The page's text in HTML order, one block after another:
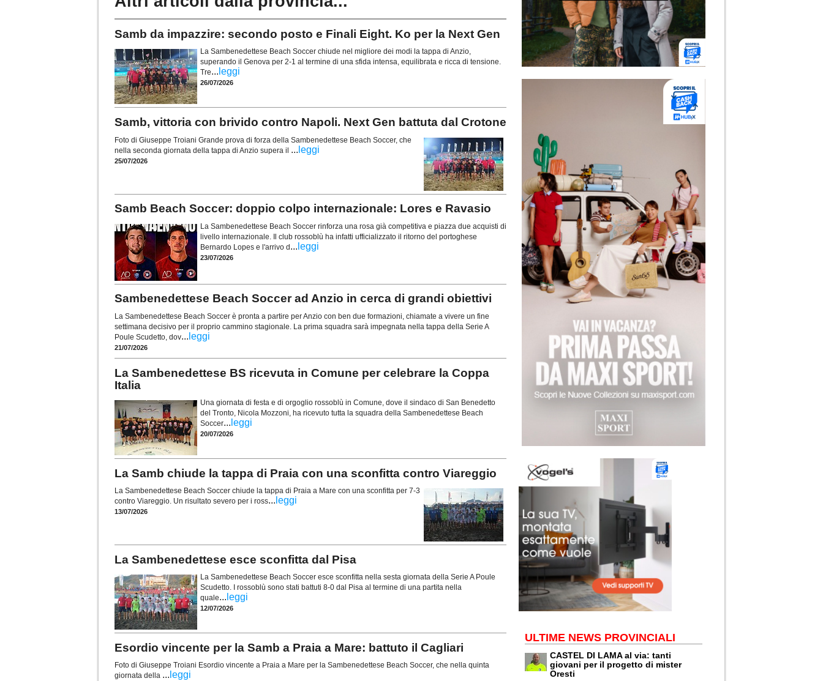
Samb da impazzire: secondo posto e Finali Eight. Ko per la Next Gen
La Sambenedettese Beach Soccer chiude nel migliore dei modi la tappa di Anzio,
superando il Genova per 2-1 al termine di una sfida intensa, equilibrata e ricca di tensione.
Tre... leggi
26/07/2026
Samb, vittoria con brivido contro Napoli. Next Gen battuta dal Crotone
Foto di Giuseppe Troiani Grande prova di forza della Sambenedettese Beach Soccer, che
nella seconda giornata della tappa di Anzio supera il ... leggi
25/07/2026
Samb Beach Soccer: doppio colpo internazionale: Lores e Ravasio
La Sambenedettese Beach Soccer rinforza una rosa già competitiva e piazza due acquisti di
livello internazionale. Il club rossoblù ha infatti ufficializzato il ritorno del portoghese
Bernardo Lopes e l'arrivo d... leggi
23/07/2026
Sambenedettese Beach Soccer ad Anzio in cerca di grandi obiettivi
La Sambenedettese Beach Soccer è pronta a partire per Anzio con ben due formazioni, chiamate a vivere un fine
settimana decisivo per il proprio cammino stagionale. La prima squadra sarà impegnata nella tappa della Serie A
Poule Scudetto, dov... leggi
21/07/2026
La Sambenedettese BS ricevuta in Comune per celebrare la Coppa
Italia
Una giornata di festa e di orgoglio rossoblù in Comune, dove il sindaco di San Benedetto
del Tronto, Nicola Mozzoni, ha ricevuto tutta la squadra della Sambenedettese Beach
Soccer... leggi
20/07/2026
La Samb chiude la tappa di Praia con una sconfitta contro Viareggio
La Sambenedettese Beach Soccer chiude la tappa di Praia a Mare con una sconfitta per 7-3
contro Viareggio. Un risultato severo per i ross... leggi
13/07/2026
La Sambenedettese esce sconfitta dal Pisa
La Sambenedettese Beach Soccer esce sconfitta nella sesta giornata della Serie A Poule
Scudetto. I rossoblù sono stati battuti 8-0 dal Pisa al termine di una partita nella
quale... leggi
12/07/2026
Esordio vincente per la Samb a Praia a Mare: battuto il Cagliari
Foto di Giuseppe Troiani Esordio vincente a Praia a Mare per la Sambenedettese Beach Soccer, che nella quinta
giornata della ... leggi
ULTIME NEWS PROVINCIALI
CASTEL DI LAMA al via: tanti
giovani per il progetto di mister
Oresti